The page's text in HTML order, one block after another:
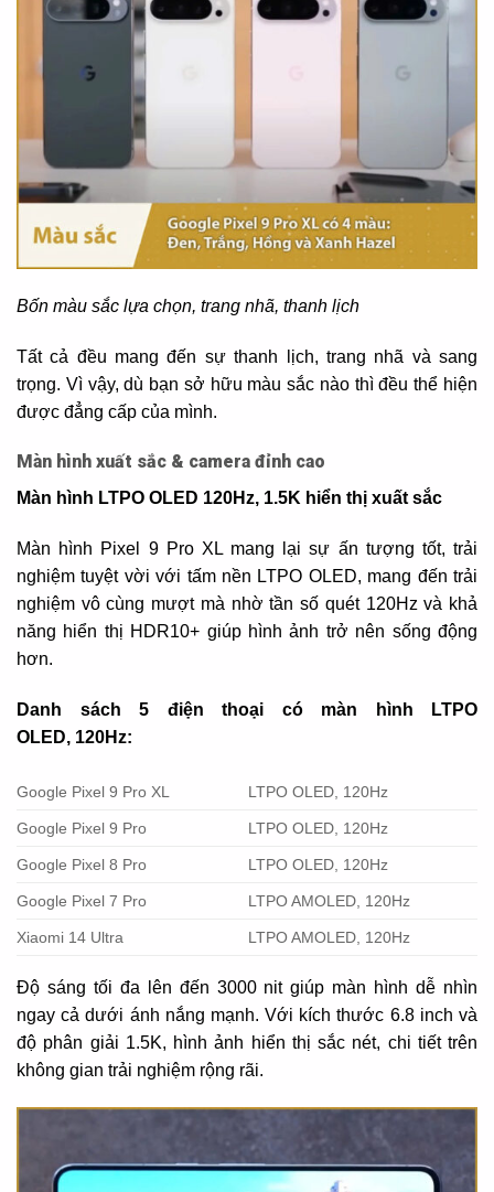
Bốn màu sắc lựa chọn, trang nhã, thanh lịch
Tất cả đều mang đến sự thanh lịch, trang nhã và sang
trọng. Vì vậy, dù bạn sở hữu màu sắc nào thì đều thể hiện
được đẳng cấp của mình.
Màn hình xuất sắc & camera đỉnh cao
Màn hình LTPO OLED 120Hz, 1.5K hiển thị xuất sắc
Màn hình Pixel 9 Pro XL mang lại sự ấn tượng tốt, trải
nghiệm tuyệt vời với tấm nền LTPO OLED, mang đến trải
nghiệm vô cùng mượt mà nhờ tần số quét 120Hz và khả
năng hiển thị HDR10+ giúp hình ảnh trở nên sống động
hơn.
Danh sách 5 điện thoại có màn hình LTPO
OLED, 120Hz:
Google Pixel 9 Pro XL LTPO OLED, 120Hz
Google Pixel 9 Pro LTPO OLED, 120Hz
Google Pixel 8 Pro LTPO OLED, 120Hz
Google Pixel 7 Pro LTPO AMOLED, 120Hz
Xiaomi 14 Ultra LTPO AMOLED, 120Hz
Độ sáng tối đa lên đến 3000 nit giúp màn hình dễ nhìn
ngay cả dưới ánh nắng mạnh. Với kích thước 6.8 inch và
độ phân giải 1.5K, hình ảnh hiển thị sắc nét, chi tiết trên
không gian trải nghiệm rộng rãi.